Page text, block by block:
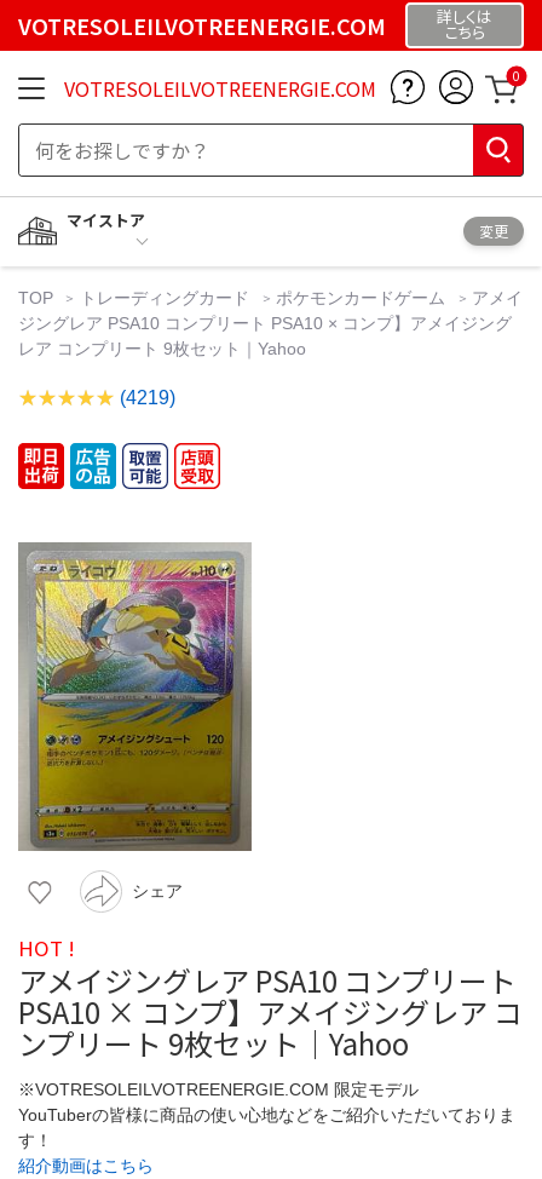
VOTRESOLEILVOTREENERGIE.COM 詳しくは
こちら
VOTRESOLEILVOTREENERGIE.COM 0
マイストア
変更
TOP トレーディングカード ポケモンカードゲーム
アメイ
ジングレア PSA10 コンプリート PSA10 × コンプ】アメイジング
レア コンプリート 9枚セット｜Yahoo
(4219)
シェア
HOT !
アメイジングレア PSA10 コンプリート
PSA10 × コンプ】アメイジングレア コ
ンプリート 9枚セット｜Yahoo
※VOTRESOLEILVOTREENERGIE.COM 限定モデル
YouTuberの皆様に商品の使い心地などをご紹介いただいておりま
す！
紹介動画はこちら